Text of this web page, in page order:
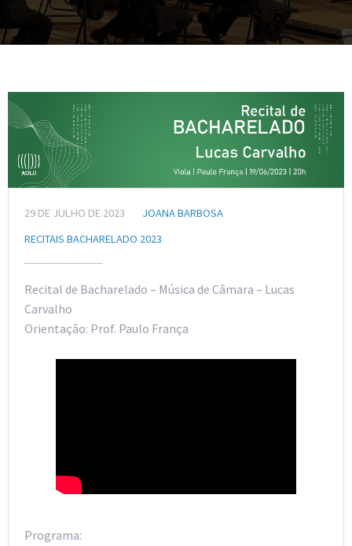
29 DE JULHO DE 2023
JOANA BARBOSA
RECITAIS BACHARELADO 2023
Recital de Bacharelado – Música de Câmara – Lucas
Carvalho
Orientação: Prof. Paulo França
Programa: